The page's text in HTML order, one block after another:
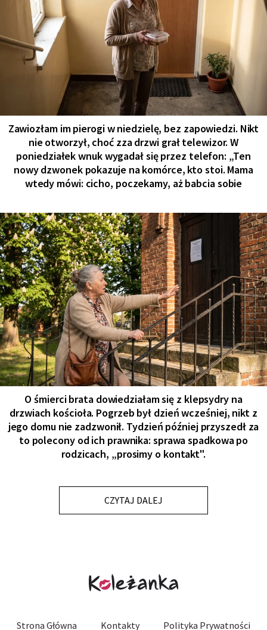
Zawiozłam im pierogi w niedzielę, bez zapowiedzi. Nikt
nie otworzył, choć zza drzwi grał telewizor. W
poniedziałek wnuk wygadał się przez telefon: „Ten
nowy dzwonek pokazuje na komórce, kto stoi. Mama
wtedy mówi: cicho, poczekamy, aż babcia sobie
O śmierci brata dowiedziałam się z klepsydry na
drzwiach kościoła. Pogrzeb był dzień wcześniej, nikt z
jego domu nie zadzwonił. Tydzień później przyszedł za
to polecony od ich prawnika: sprawa spadkowa po
rodzicach, „prosimy o kontakt".
CZYTAJ DALEJ
Strona Główna Kontakty Polityka Prywatności